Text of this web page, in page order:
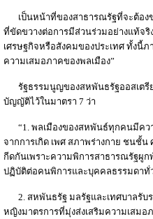
เป็นหน้าที่ของสาธารณรัฐที่จะต้องข
ที่ขัดขวางต่อการมีส่วนร่วมอย่างแท้จริ
เศรษฐกิจหรือสังคมของประเทศ ทั้งนี้
ความเสมอภาคของพลเมือง”
รัฐธรรมนูญของสหพันธรัฐออสเตรี
บัญญัติไว้ในมาตรา 7 ว่า
“1. พลเมืองของสหพันธ์ทุกคนมีคว
จากการเกิด เพศ สภาพร่างกาย ชนชั้
กีดกันเพราะความพิการสาธารณรัฐผู
ปฏิบัติต่อคนพิการและบุคคลธรรมดาทั่
2. สหพันธรัฐ มลรัฐและเทศบาลรับ
หญิงมาตรการที่มุ่งส่งเสริมความเสมอ